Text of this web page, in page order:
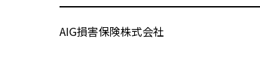
AIG損害保険株式会社